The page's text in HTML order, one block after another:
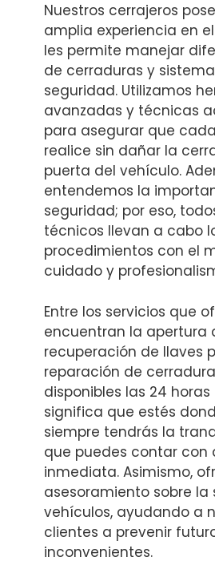
Nuestros cerrajeros
amplia experiencia en
les permite manejar
de cerraduras y
seguridad. Utilizamos
avanzadas y técnicas
para asegurar que
realice sin dañar la
puerta del vehículo.
entendemos la
seguridad; por eso,
técnicos llevan a cabo
procedimientos con el
cuidado y
Entre los servicios que
encuentran la apertura
recuperación de llaves
reparación de
disponibles las 24 horas
significa que estés
siempre tendrás la
que puedes contar con
inmediata. Asimismo,
asesoramiento sobre la
vehículos, ayudando a
clientes a prevenir
inconvenientes.